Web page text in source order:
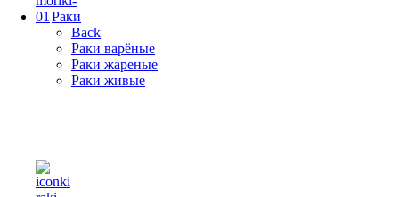
Раки
Back
Раки варёные
Раки жареные
Раки живые